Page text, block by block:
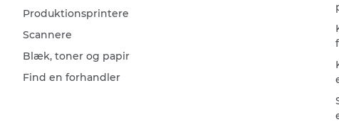
Produktionsprintere
Scannere
Blæk, toner og papir
Find en forhandler